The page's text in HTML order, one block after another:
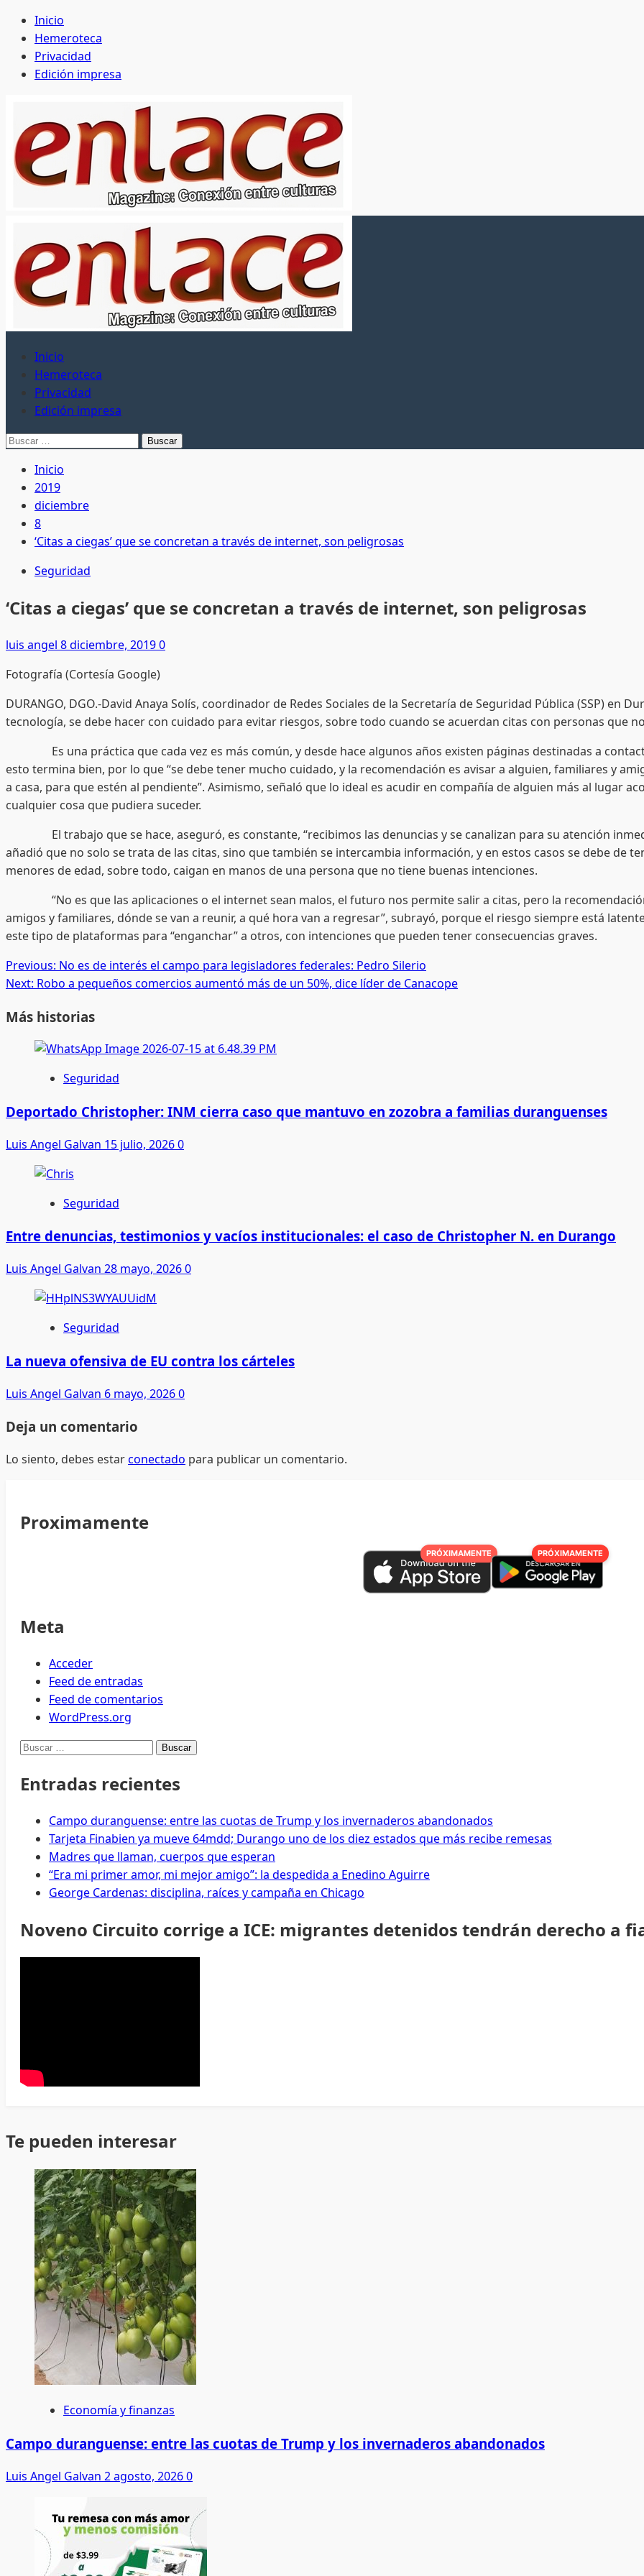
Saltar
contenido
Inicio
Hemeroteca
Privacidad
Edición impresa
principal
Inicio
Hemeroteca
Privacidad
Edición impresa
Buscar:
Inicio
2019
diciembre
8
‘Citas a ciegas’ que se concretan a través de internet, son peligrosas
Seguridad
‘Citas a ciegas’ que se concretan a través de internet, son peligrosas
luis angel 8 diciembre, 20190
Fotografía (Cortesía Google)
DURANGO, DGO.-David Anaya Solís, coordinador de Redes Sociales de la Secretaría de Seguridad Pública (SSP) en
tecnología, se debe hacer con cuidado para evitar riesgos, sobre todo cuando se acuerdan citas con personas que
Es una práctica que cada vez es más común, y desde hace algunos años existen páginas destinadas a
esto termina bien, por lo que “se debe tener mucho cuidado, y la recomendación es avisar a alguien, familiares y
a casa, para que estén al pendiente”. Asimismo, señaló que lo ideal es acudir en compañía de alguien más al lugar
cualquier cosa que pudiera suceder.
El trabajo que se hace, aseguró, es constante, “recibimos las denuncias y se canalizan para su atención
añadió que no solo se trata de las citas, sino que también se intercambia información, y en estos casos se debe de
menores de edad, sobre todo, caigan en manos de una persona que no tiene buenas intenciones.
“No es que las aplicaciones o el internet sean malos, el futuro nos permite salir a citas, pero la
amigos y familiares, dónde se van a reunir, a qué hora van a regresar”, subrayó, porque el riesgo siempre está
este tipo de plataformas para “enganchar” a otros, con intenciones que pueden tener consecuencias graves.
Post
navigation
Previous: No es de interés el campo para legisladores federales: Pedro Silerio
Next: Robo a pequeños comercios aumentó más de un 50%, dice líder de Canacope
Más historias
Seguridad
Deportado Christopher: INM cierra caso que mantuvo en zozobra a familias duranguenses
Luis Angel Galvan 15 julio, 20260
Seguridad
Entre denuncias, testimonios y vacíos institucionales: el caso de Christopher N. en Durango
Luis Angel Galvan 28 mayo, 20260
Seguridad
La nueva ofensiva de EU contra los cárteles
Luis Angel Galvan 6 mayo, 20260
Deja un comentario
Lo siento, debes estarconectado para publicar un comentario.
Proximamente
PRÓXIMAMENTE PRÓXIMAMENTE
Meta
Acceder
Feed de entradas
Feed de comentarios
WordPress.org
Buscar:
Entradas recientes
Campo duranguense: entre las cuotas de Trump y los invernaderos abandonados
Tarjeta Finabien ya mueve 64mdd; Durango uno de los diez estados que más recibe remesas
Madres que llaman, cuerpos que esperan
“Era mi primer amor, mi mejor amigo”: la despedida a Enedino Aguirre
George Cardenas: disciplina, raíces y campaña en Chicago
Noveno Circuito corrige a ICE: migrantes detenidos tendrán derecho a
Te pueden interesar
Economía y finanzas
Campo duranguense: entre las cuotas de Trump y los invernaderos abandonados
Luis Angel Galvan 2 agosto, 20260